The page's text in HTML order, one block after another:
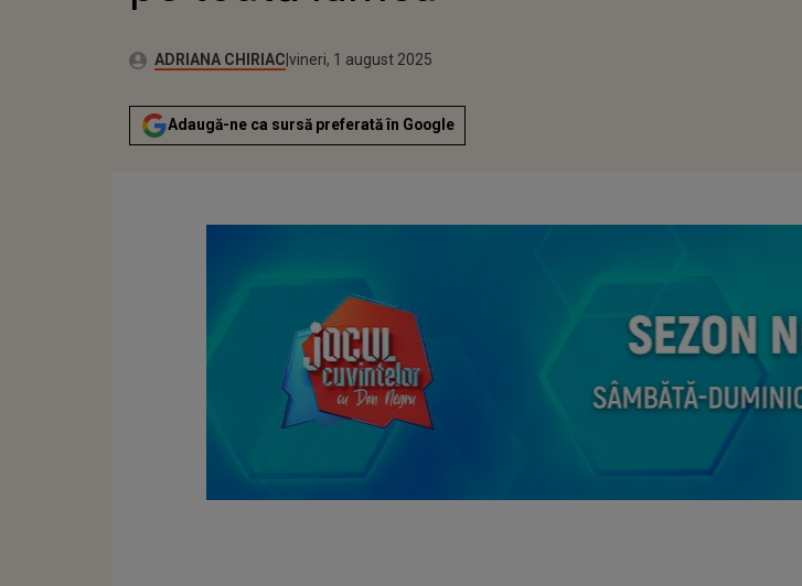
Autor:ADRIANA CHIRIAC Publicat:
vineri, 1 august 2025
Adaugă-ne ca sursă preferată în Google